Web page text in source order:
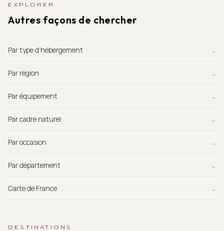
EXPLORER
Autres façons de chercher
Par type d’hébergement →
Par région →
Par équipement →
Par cadre naturel →
Par occasion →
Par département →
Carte de France →
DESTINATIONS